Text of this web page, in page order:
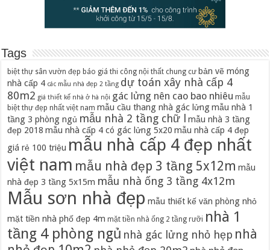
Tags
biệt thự sân vườn đẹp báo giá thi công nội thất chung cư bản vẽ móng
nhà cấp 4 các mẫu nhà đẹp 2 tầng dự toán xây nhà cấp 4
80m2 giá thiết kế nhà ở hà nội gác lửng nên cao bao nhiêu mẫu
biệt thự đẹp nhất việt nam mẫu cầu thang nhà gác lửng mẫu nhà 1
tầng 3 phòng ngủ mẫu nhà 2 tầng chữ l mẫu nhà 3 tầng
đẹp 2018 mẫu nhà cấp 4 có gác lửng 5x20 mẫu nhà cấp 4 đẹp
giá rẻ 100 triệu mẫu nhà cấp 4 đẹp nhất
việt nam mẫu nhà đẹp 3 tầng 5x12m mẫu
nhà đẹp 3 tầng 5x15m mẫu nhà ống 3 tầng 4x12m
Mẫu sơn nhà đẹp mẫu thiết kế văn phòng nhỏ
mặt tiền nhà phố đẹp 4m mặt tiền nhà ống 2 tầng rưỡi nhà 1
tầng 4 phòng ngủ nhà gác lửng nhỏ hẹp nhà